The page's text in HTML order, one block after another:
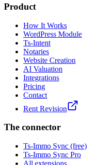
Product
How It Works
WordPress Module
Ts-Intent
Notaries
Website Creation
AI Valuation
Integrations
Pricing
Contact
Rent Revision
The connector
Ts-Immo Sync (free)
Ts-Immo Sync Pro
All extensions